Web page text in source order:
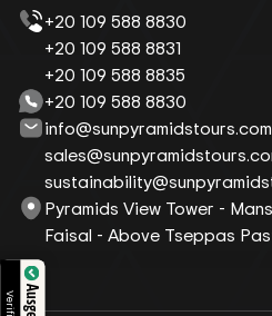
+20 109 588 8830
+20 109 588 8831
+20 109 588 8835
+20 109 588 8830
info@sunpyramidstours.com
Pyramids View Tower -
Faisal - Above Tseppas